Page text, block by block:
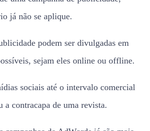
sejam eles online ou offline.
a contracapa de uma revista.
como anúncios no Google, de
que foi planejada.